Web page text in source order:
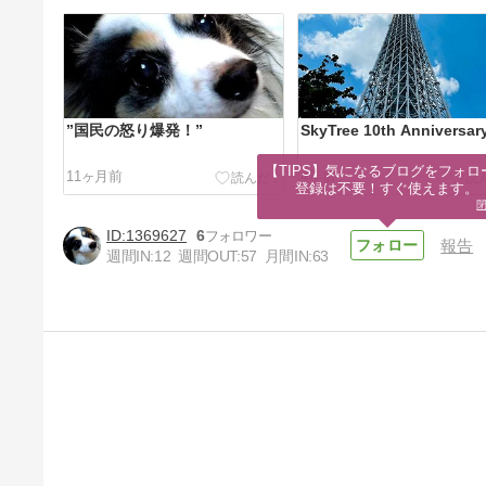
”国民の怒り爆発！”
11ヶ月前
SkyTree 10th
4年前
1369627
6
週間IN:12 週間OUT:57 月間IN:63
報告
【TIPS】気になるブログをフォロ
登録は不要！すぐ使えます。